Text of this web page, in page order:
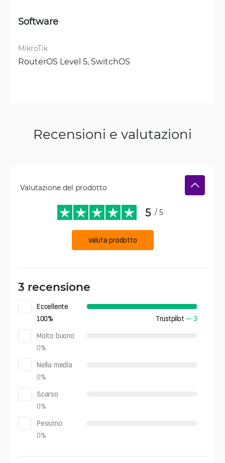
Software
MikroTik
RouterOS Level 5, SwitchOS
Recensioni e valutazioni
Valutazione del prodotto
5 / 5
valuta prodotto
3 recensione
Eccellente
100% Trustpilot — 3
Molto buono
0%
Nella media
0%
Scarso
0%
Pessimo
0%